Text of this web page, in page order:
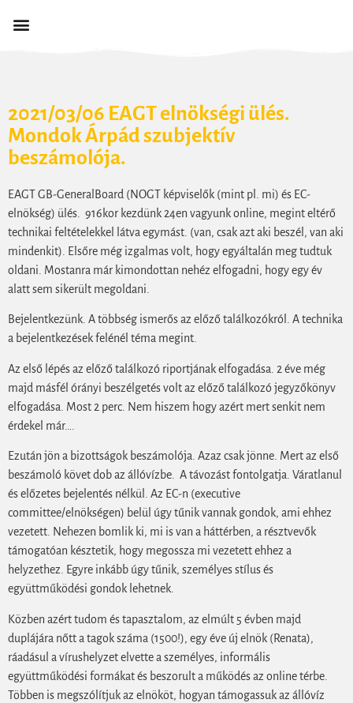
2021/03/06 EAGT elnökségi ülés.
Mondok Árpád szubjektív
beszámolója.
EAGT GB-GeneralBoard (NOGT képviselők (mint pl. mi) és EC-
elnökség) ülés. 916kor kezdünk 24en vagyunk online, megint eltérő
technikai feltételekkel látva egymást. (van, csak azt aki beszél, van aki
mindenkit). Elsőre még izgalmas volt, hogy egyáltalán meg tudtuk
oldani. Mostanra már kimondottan nehéz elfogadni, hogy egy év
alatt sem sikerült megoldani.
Bejelentkezünk. A többség ismerős az előző találkozókról. A technika
a bejelentkezések felénél téma megint.
Az első lépés az előző találkozó riportjának elfogadása. 2 éve még
majd másfél órányi beszélgetés volt az előző találkozó jegyzőkönyv
elfogadása. Most 2 perc. Nem hiszem hogy azért mert senkit nem
érdekel már….
Ezután jön a bizottságok beszámolója. Azaz csak jönne. Mert az első
beszámoló követ dob az állóvízbe. A távozást fontolgatja. Váratlanul
és előzetes bejelentés nélkül. Az EC-n (executive
committee/elnökségen) belül úgy tűnik vannak gondok, ami ehhez
vezetett. Nehezen bomlik ki, mi is van a háttérben, a résztvevők
támogatóan késztetik, hogy megossza mi vezetett ehhez a
helyzethez. Egyre inkább úgy tűnik, személyes stílus és
együttműködési gondok lehetnek.
Közben azért tudom és tapasztalom, az elmúlt 5 évben majd
duplájára nőtt a tagok száma (1500!), egy éve új elnök (Renata),
ráadásul a vírushelyzet elvette a személyes, informális
együttműködési formákat és beszorult a működés az online térbe.
Többen is megszólítjuk az elnököt, hogyan támogassuk az állóvíz